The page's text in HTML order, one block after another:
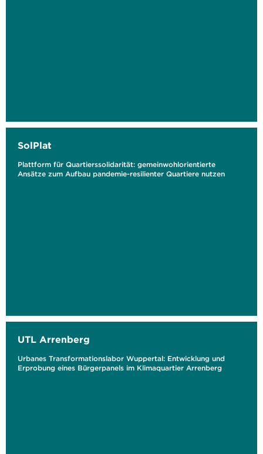
SolPlat
Plattform für Quartierssolidarität: gemeinwohlorientierte
Ansätze zum Aufbau pandemie-resilienter Quartiere nutzen
UTL Arrenberg
Urbanes Transformationslabor Wuppertal: Entwicklung und
Erprobung eines Bürgerpanels im Klimaquartier Arrenberg